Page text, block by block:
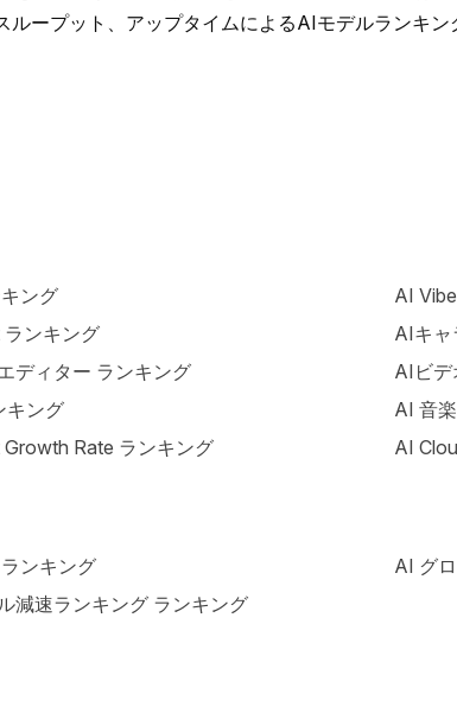
ループット、アップタイムによるAIモデルランキン
ング
AI
ンキング
AIキャ
ディター ランキング
AIビデ
キング
AI 音
Rate ランキング AI
ンキング
AI グ
減速ランキング ランキング